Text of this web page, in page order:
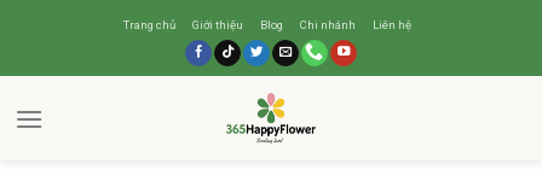
Trang chủ Giới thiệu Blog Chi nhánh Liên hệ